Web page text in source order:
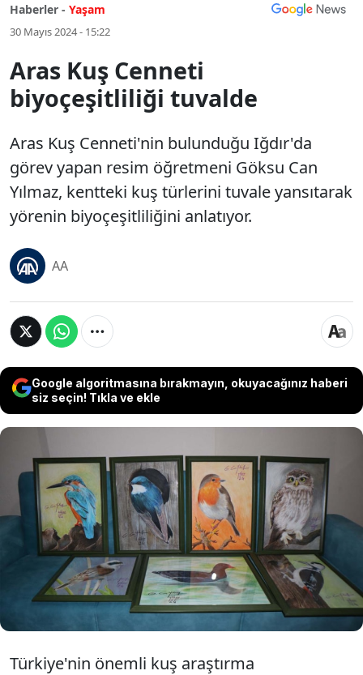
Haberler - Yaşam
30 Mayıs 2024 - 15:22
Aras Kuş Cenneti
biyoçeşitliliği tuvalde
Aras Kuş Cenneti'nin bulunduğu Iğdır'da
görev yapan resim öğretmeni Göksu Can
Yılmaz, kentteki kuş türlerini tuvale yansıtarak
yörenin biyoçeşitliliğini anlatıyor.
AA
Google algoritmasına bırakmayın, okuyacağınız haberi
siz seçin! Tıkla ve ekle
Aras Kuş Cenneti'nin bulunduğu Iğdır'da
görev yapan resim öğretmeni Göksu Can
Yılmaz, kentteki kuş türlerini tuvale
yansıtarak yörenin biyoçeşitliliğini
anlatıyor.
Türkiye'nin önemli kuş araştırma